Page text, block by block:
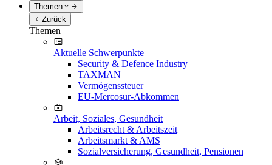
Themen
Zurück
Themen
Aktuelle Schwerpunkte
Security & Defence Industry
TAXMAN
Vermögenssteuer
EU-Mercosur-Abkommen
Arbeit, Soziales, Gesundheit
Arbeitsrecht & Arbeitszeit
Arbeitsmarkt & AMS
Sozialversicherung, Gesundheit, Pensionen